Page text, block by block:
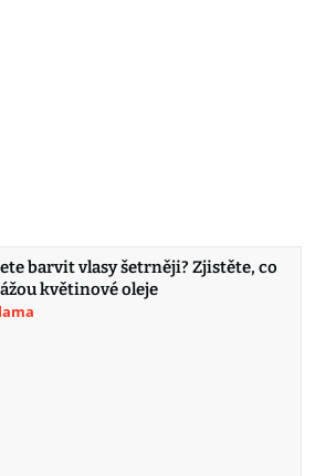
barvit vlasy šetrněji? Zjistěte, co
květinové oleje